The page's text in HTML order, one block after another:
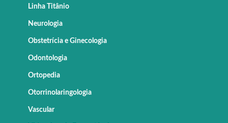
Linha Titânio
Neurologia
Obstetrícia e Ginecologia
Odontologia
Ortopedia
Otorrinolaringologia
Vascular